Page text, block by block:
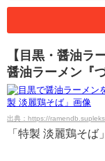
【目黒・醤油ラ
醤油ラーメン『
出典：https://
「特製 淡麗鶏そば」